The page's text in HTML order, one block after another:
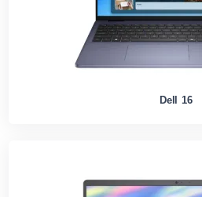
Dell 16